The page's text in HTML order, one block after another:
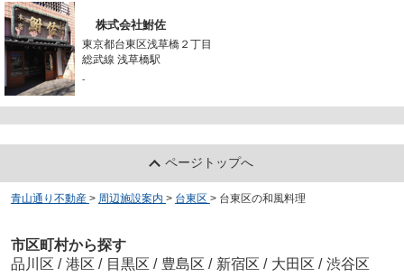
株式会社鮒佐
東京都台東区浅草橋２丁目
総武線 浅草橋駅
-
ページトップへ
青山通り不動産 > 周辺施設案内 > 台東区 > 台東区の和風料理
市区町村から探す
品川区 / 港区 / 目黒区 / 豊島区 / 新宿区 / 大田区 / 渋谷区